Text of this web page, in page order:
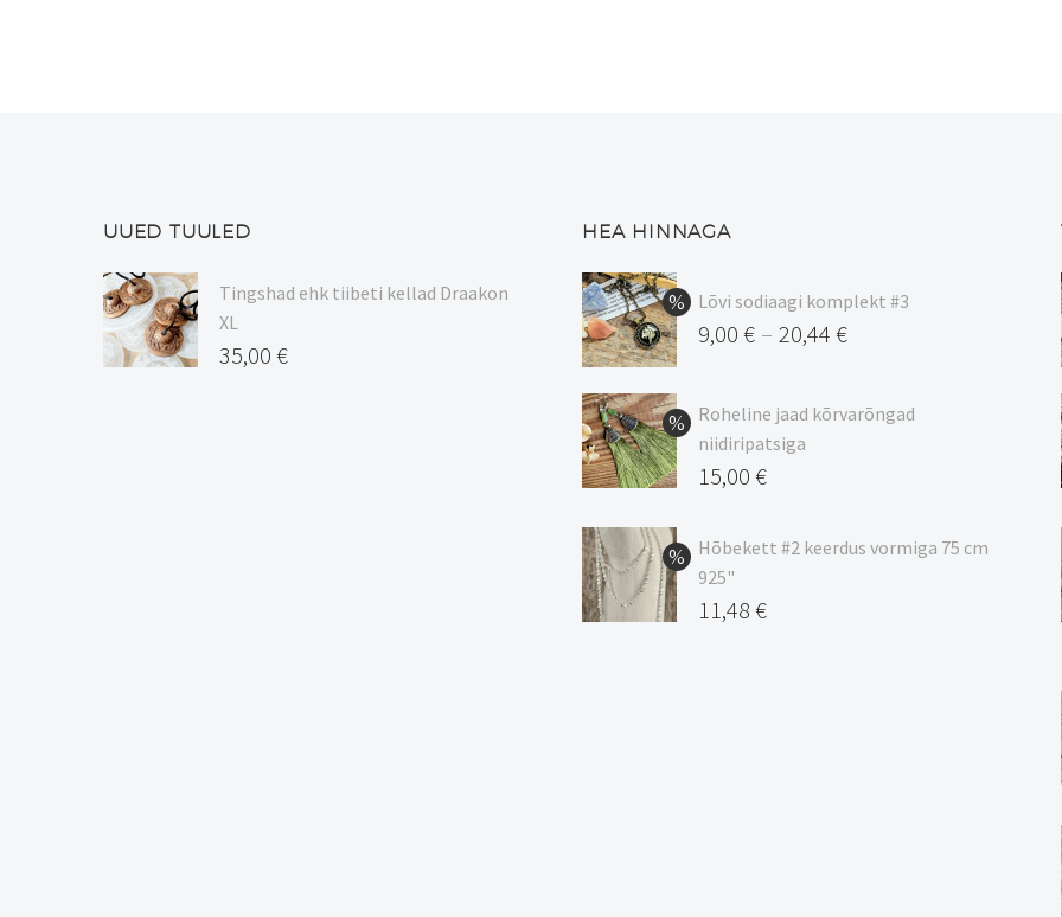
UUED TUULED
Tingshad ehk tiibeti kellad Draakon
XL
35,00 €
HEA HINNAGA
Lõvi sodiaagi komplekt #3
9,00 € – 20,44 €
9,00 €
kuni
20,44 €
Roheline jaad kõrvarõngad
niidiripatsiga
Algne
oli:
17,00 €.
15,00 €
hind
on:
15,00 €.
Hõbekett #2 keerdus vormiga 75 cm
925"
Algne
11,48 €